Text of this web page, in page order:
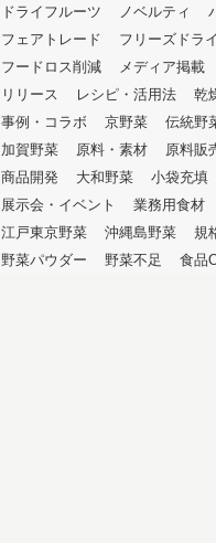
ドライフルーツ
ノベルティ
フェアトレード
フリーズドライ
フードロス削減
メディア掲載
リリース
レシピ・活用法
乾
事例・コラボ
京野菜 伝統野
加賀野菜
原料・素材 原料販
商品開発
大和野菜
小袋充填
展示会・イベント
業務用食材
江戸東京野菜
沖縄島野菜 規
野菜パウダー
野菜不足 食品